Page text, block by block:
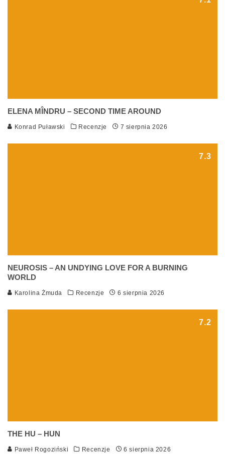
ELENA MÎNDRU – SECOND TIME AROUND
Konrad Puławski Recenzje 7 sierpnia 2026
7.3
NEUROSIS – AN UNDYING LOVE FOR A BURNING
WORLD
Karolina Żmuda Recenzje 6 sierpnia 2026
7.2
THE HU – HUN
Paweł Rogoziński Recenzje 6 sierpnia 2026